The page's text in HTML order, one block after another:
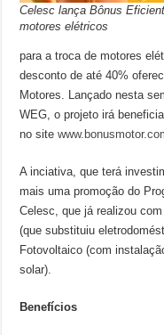
Celesc lança Bônus
motores elétricos
para a troca de motores
desconto de até 40%
Motores. Lançado nesta
WEG, o projeto irá
no site
A inciativa, que terá
mais uma promoção do
Celesc, que já realizou
(que substituiu
Fotovoltaico (com
solar).
Benefícios